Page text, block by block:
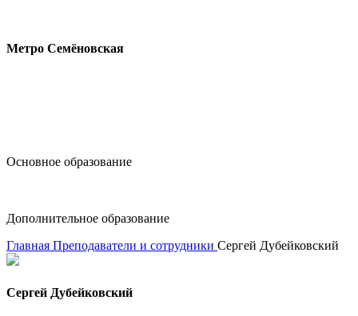
Метро Семёновская
Основное образование
Дополнительное образование
Главная Преподаватели и сотрудники Сергей Дубейковский
Сергей Дубейковский